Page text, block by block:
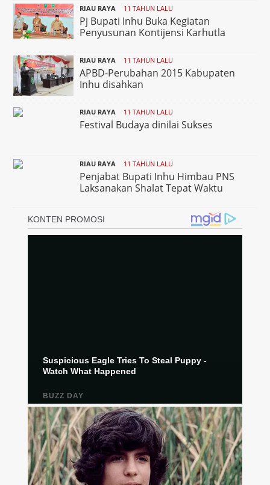
RIAU RAYA 11 TAHUN LALU
Pj Bupati Inhu Buka Kegiatan
Penyusunan Kontijensi Karhutla
RIAU RAYA 11 TAHUN LALU
APBD-Perubahan 2015 Kabupaten
Inhu disahkan
RIAU RAYA 11 TAHUN LALU
Festival Budaya dinilai Sukses
RIAU RAYA 11 TAHUN LALU
Penjabat Bupati Inhu Himbau PNS
Laksanakan Shalat Tepat Waktu